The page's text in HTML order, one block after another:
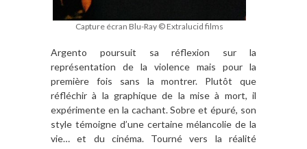
Capture écran Blu-Ray © Extralucid films
Argento poursuit sa réflexion sur la
représentation de la violence mais pour la
première fois sans la montrer. Plutôt que
réfléchir à la graphique de la mise à mort, il
expérimente en la cachant. Sobre et épuré, son
style témoigne d’une certaine mélancolie de la
vie… et du cinéma. Tourné vers la réalité